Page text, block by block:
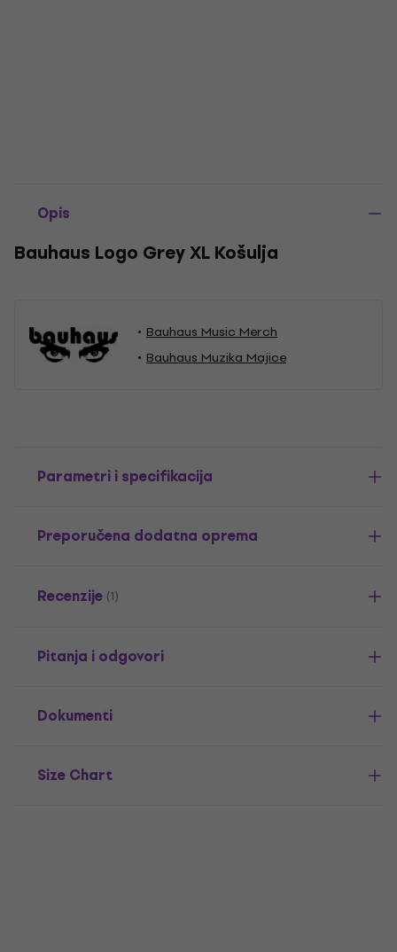
Opis
Bauhaus Logo Grey XL Košulja
Bauhaus Music Merch
Bauhaus Muzika Majice
Parametri i specifikacija
Preporučena dodatna oprema
Recenzije (1)
Pitanja i odgovori
Dokumenti
Size Chart